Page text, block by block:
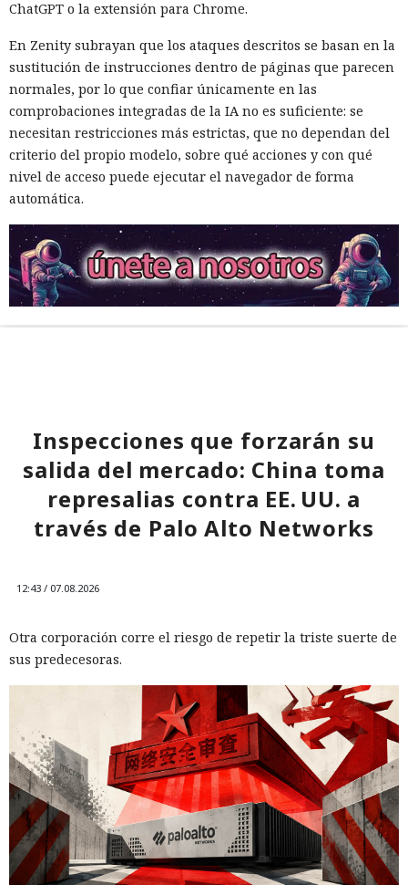
ChatGPT o la extensión para Chrome.
En Zenity subrayan que los ataques descritos se basan en la
sustitución de instrucciones dentro de páginas que parecen
normales, por lo que confiar únicamente en las
comprobaciones integradas de la IA no es suficiente: se
necesitan restricciones más estrictas, que no dependan del
criterio del propio modelo, sobre qué acciones y con qué
nivel de acceso puede ejecutar el navegador de forma
automática.
Inspecciones que forzarán su
salida del mercado: China toma
represalias contra EE. UU. a
través de Palo Alto Networks
12:43 / 07.08.2026
Otra corporación corre el riesgo de repetir la triste suerte de
sus predecesoras.